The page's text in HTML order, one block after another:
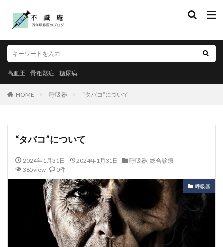
高血圧 骨粗鬆症 糖尿病
HOME 呼吸器 “タバコ”について
“タバコ”について
2024年1月31日 2024年1月31日 呼吸器, 総合診療
385view
0件
呼吸器